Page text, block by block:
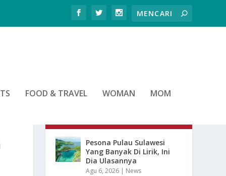
FOOD & TRAVEL WOMAN MOM
Pesona Pulau Sulawesi
Yang Banyak Di Lirik, Ini
Dia Ulasannya
Agu 6, 2026 | News